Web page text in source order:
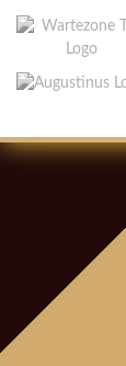
ARTIKEL-